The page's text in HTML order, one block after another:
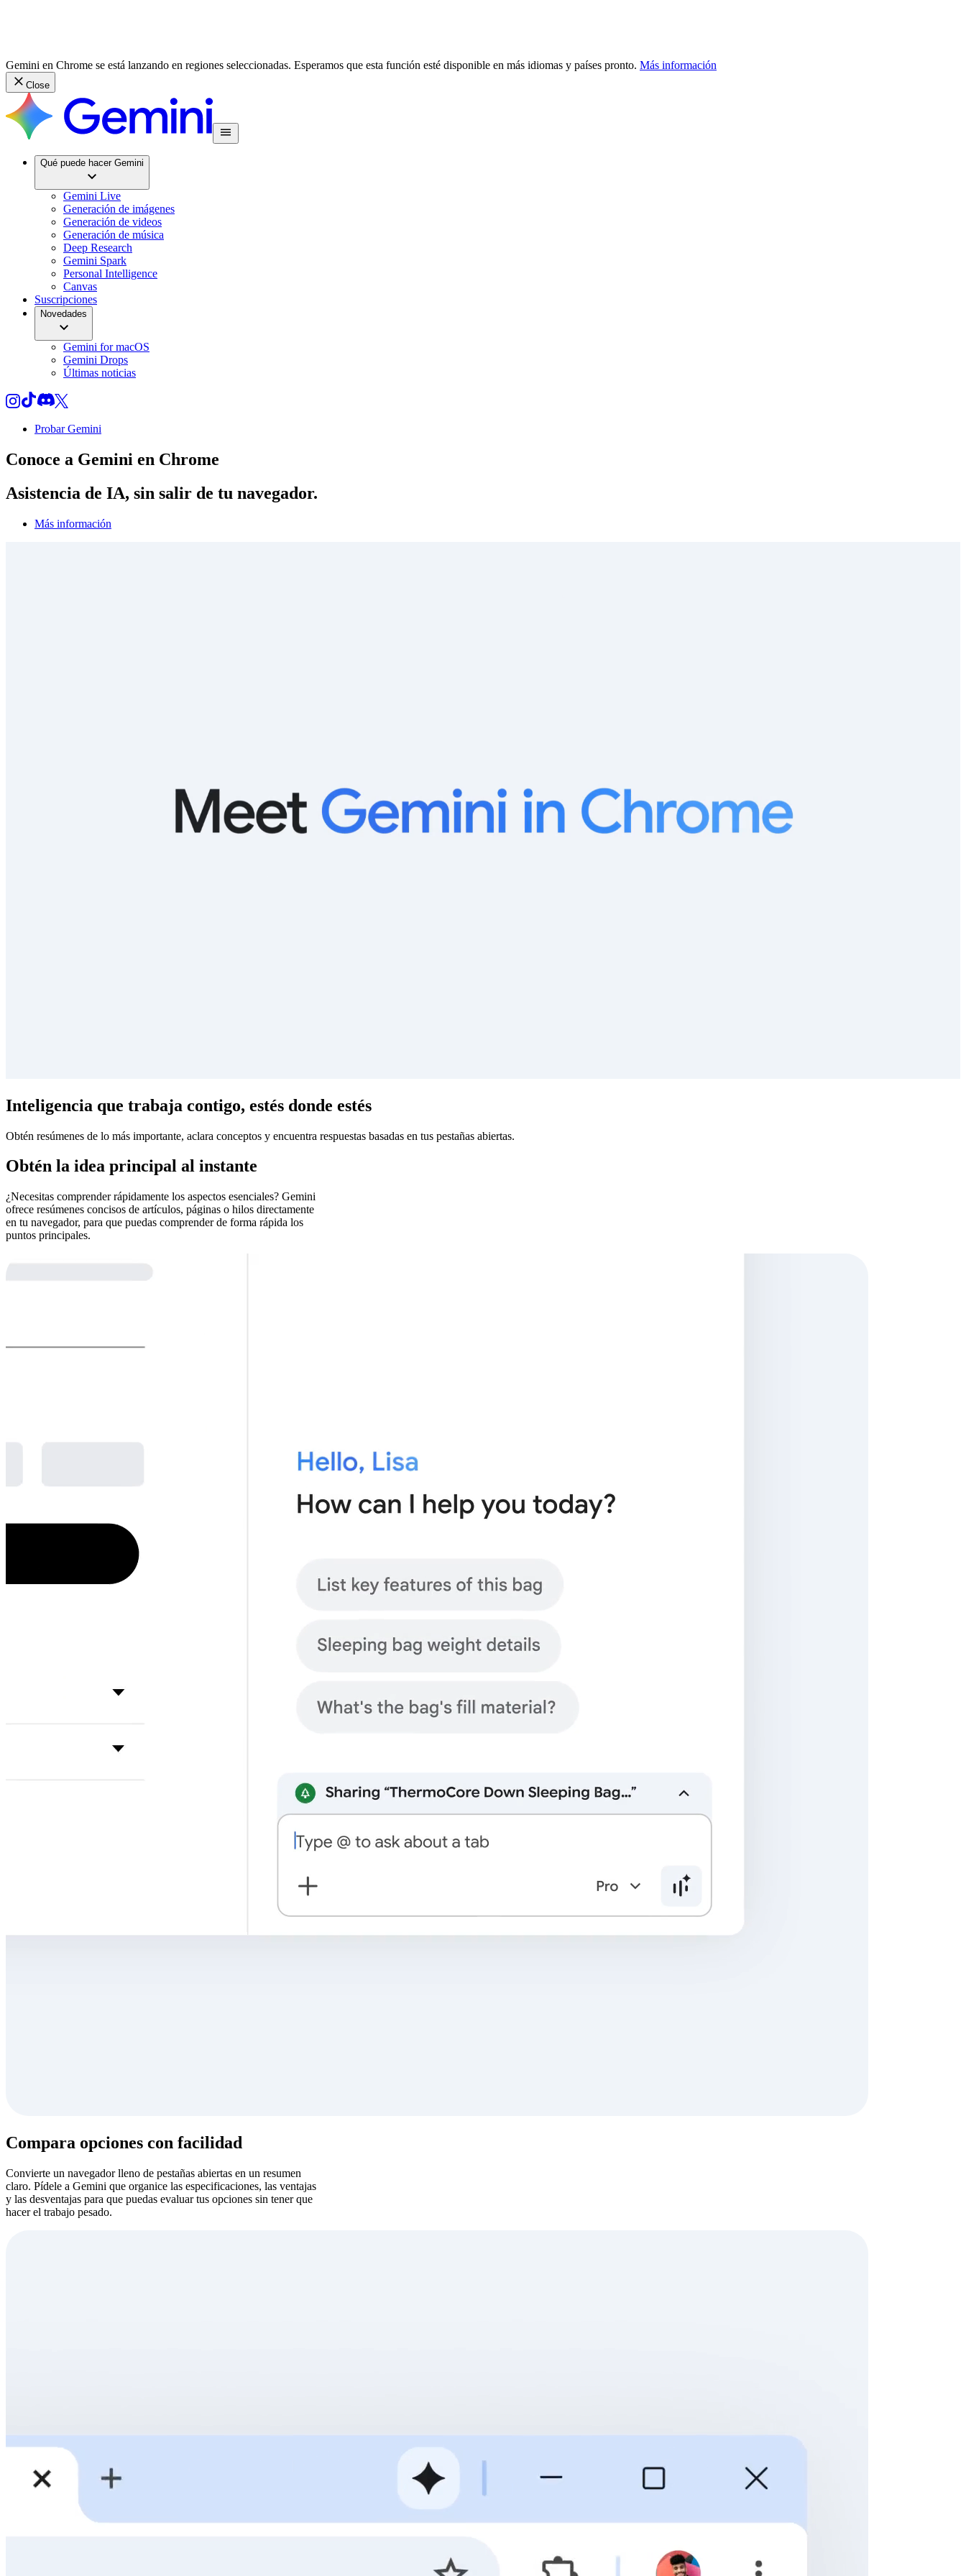
Gemini en Chrome se está lanzando en regiones seleccionadas. Esperamos que esta función esté disponible en más idiomas y países pronto. Más información
Close
Qué puede hacer Gemini
Gemini Live
Generación de imágenes
Generación de videos
Generación de música
Deep Research
Gemini Spark
Personal Intelligence
Canvas
Suscripciones
Novedades
Gemini for macOS
Gemini Drops
Últimas noticias
Probar Gemini
Conoce a Gemini en Chrome
Asistencia de IA, sin salir de tu navegador.
Más información
Inteligencia que trabaja contigo, estés donde estés
Obtén resúmenes de lo más importante, aclara conceptos y encuentra respuestas basadas en tus pestañas abiertas.
Obtén la idea principal al instante
¿Necesitas comprender rápidamente los aspectos esenciales? Gemini
ofrece resúmenes concisos de artículos, páginas o hilos directamente
en tu navegador, para que puedas comprender de forma rápida los
puntos principales.
Compara opciones con facilidad
Convierte un navegador lleno de pestañas abiertas en un resumen
claro. Pídele a Gemini que organice las especificaciones, las ventajas
y las desventajas para que puedas evaluar tus opciones sin tener que
hacer el trabajo pesado.